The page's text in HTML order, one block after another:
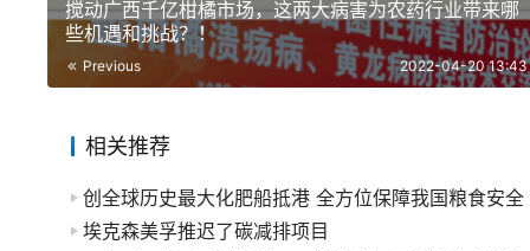
搅动广西千亿柑橘市场，这两大病害为农药行业带来哪
些机遇和挑战？！
Previous 2022-04-20 13:43
相关推荐
创全球历史最大化肥船抵港 全方位保障我国粮食安全
埃克森美孚推迟了碳减排项目